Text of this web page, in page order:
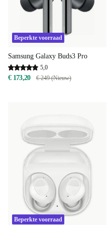
Beperkte voorraad
Samsung Galaxy Buds3 Pro
5,0
€ 173,20 € 249 (Nieuw)
Beperkte voorraad